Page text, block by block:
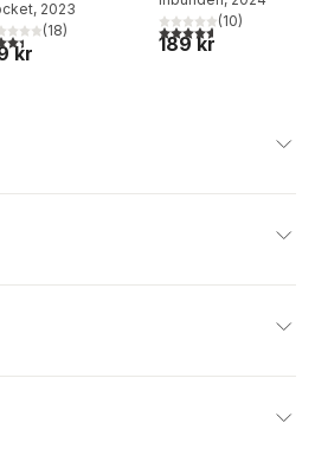
röster:
, 2023
utav 5 stjärnor. Totalt antal röster:
(18)
kr
4,6utav 5 stjärnor.
(10)
189 kr